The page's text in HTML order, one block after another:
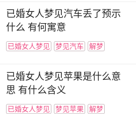
已婚女人梦见汽车丢了预示
什么 有何寓意
已婚女人梦见 梦见汽车 解梦
已婚女人梦见苹果是什么意
思 有什么含义
已婚女人梦见 梦见苹果 解梦